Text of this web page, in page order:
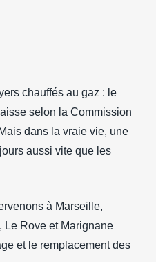
chauffés au gaz : le
selon la Commission
dans la vraie vie, une
aussi vite que les
à Marseille,
Le Rove et Marignane
et le remplacement des